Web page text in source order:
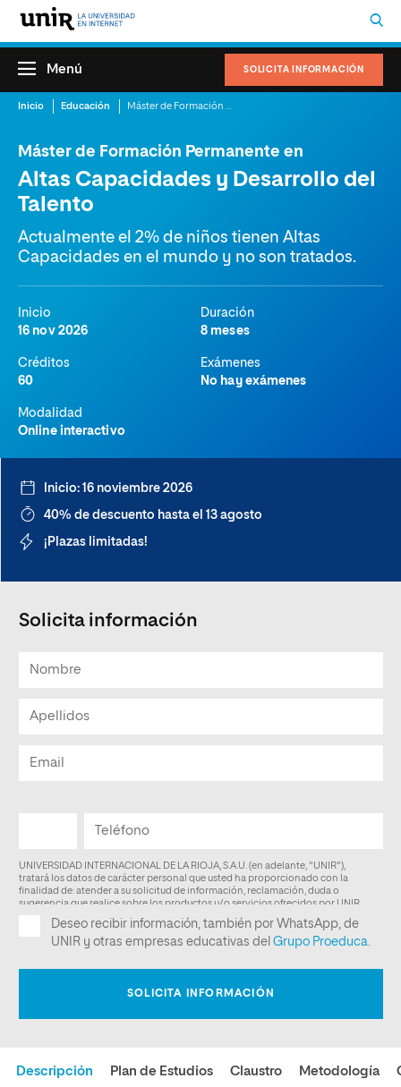
SOLICITA INFORMACIÓN
Menú
Inicio Educación
Máster de Formación Permanente en
Altas Capacidades y Desarrollo del
Talento
Actualmente el 2% de niños tienen Altas
Capacidades en el mundo y no son tratados.
Inicio
16 nov 2026
Duración
8 meses
Créditos
60
Exámenes
No hay exámenes
Modalidad
Online interactivo
Descripción Plan de Estudios Claustro Metodología
Inicio: 16 noviembre 2026
40% de descuento hasta el 13 agosto
¡Plazas limitadas!
Solicita información